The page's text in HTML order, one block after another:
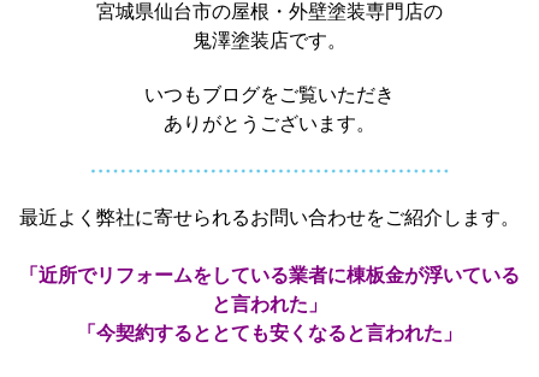
宮城県仙台市の屋根・外壁塗装専門店の
鬼澤塗装店です。
いつもブログをご覧いただき
ありがとうございます。
最近よく弊社に寄せられるお問い合わせをご紹介します。
「近所でリフォームをしている業者に棟板金が浮いている
と言われた」
「今契約するととても安くなると言われた」